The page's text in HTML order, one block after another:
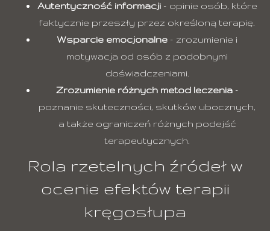
Autentyczność informacji– opinie osób, które
faktycznie przeszły przez określoną terapię.
Wsparcie emocjonalne – zrozumienie i
motywacja od osób z podobnymi
doświadczeniami.
Zrozumienie różnych metod leczenia–
poznanie skuteczności, skutków ubocznych,
a także ograniczeń różnych podejść
terapeutycznych.
Rola rzetelnych źródeł w
ocenie efektów terapii
kręgosłupa